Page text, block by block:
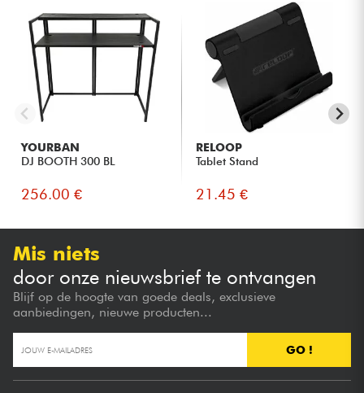
YOURBAN
DJ BOOTH 300 BL
256.00 €
RELOOP
Tablet Stand
21.45 €
Mis niets
door onze nieuwsbrief te ontvangen
Blijf op de hoogte van goede deals, exclusieve
aanbiedingen, nieuwe producten...
GO !